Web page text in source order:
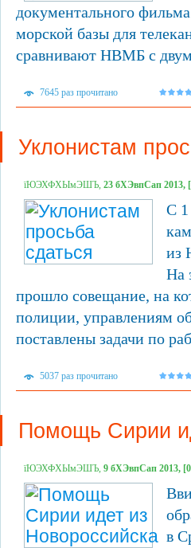
документального
морской базы для
сравнивают НВМБ с
7645 раз прочитано
Уклонистам
їЮЭХФХЫмЭШЪ, 23 бХЭвпСап 2013,
С 1
из
На
прошло совещание, на
полиции, управлениям
поставлены задачи по
5037 раз прочитано
Помощь Сирии
їЮЭХФХЫмЭШЪ, 9 бХЭвпСап 2013,
в